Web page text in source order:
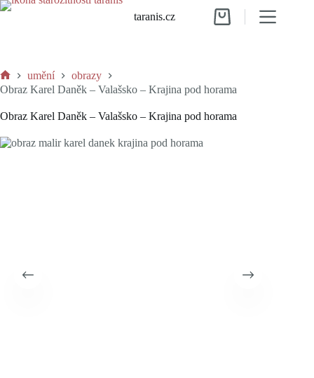
Skip
taranis.cz
Shopping
Home
umění
obrazy
Obraz Karel Daněk – Valašsko – Krajina pod horama
Obraz Karel Daněk – Valašsko – Krajina pod horama